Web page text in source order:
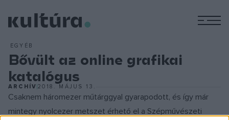
EGYÉB
Bővült az online grafikai
katalógus
ARCHÍV2018. MÁJUS 13.
Csaknem háromezer műtárggyal gyarapodott, és így már
mintegy nyolcezer metszet érhető el a Szépművészeti